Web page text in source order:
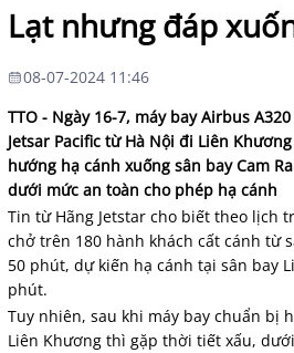
Lạt nhưng đáp
08-07-2024 11:46
TTO - Ngày 16-7, máy bay Airbus
Jetsar Pacific từ Hà Nội đi Liên
hướng hạ cánh xuống sân bay Cam
dưới mức an toàn cho phép hạ cánh
Tin từ Hãng Jetstar cho biết theo lịch
chở trên 180 hành khách cất cánh từ
50 phút, dự kiến hạ cánh tại sân bay
phút.
Tuy nhiên, sau khi máy bay chuẩn bị
Liên Khương thì gặp thời tiết xấu,